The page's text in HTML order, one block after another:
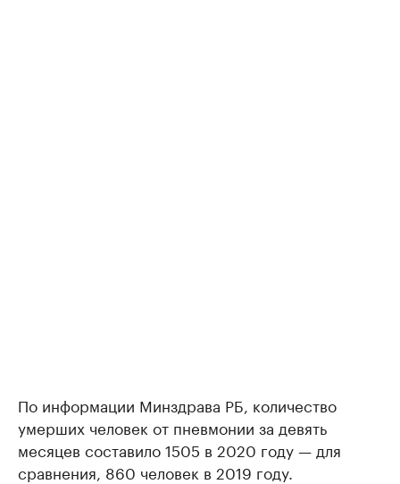
По информации Минздрава РБ, количество
умерших человек от пневмонии за девять
месяцев составило 1505 в 2020 году — для
сравнения, 860 человек в 2019 году.